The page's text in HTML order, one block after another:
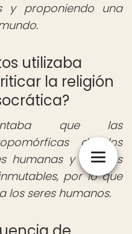
y proponiendo una
utilizaba
la religión
que las
de los
humanas y que los
por lo que
los seres humanos.